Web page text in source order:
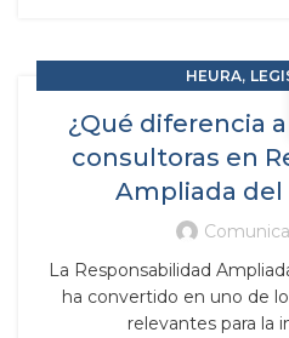
HEURA,
RAP RESPONSABILIDAD
¿Qué diferencia
consultoras en
Ampliada
La Responsabilidad
ha convertido en uno de
relevantes para la